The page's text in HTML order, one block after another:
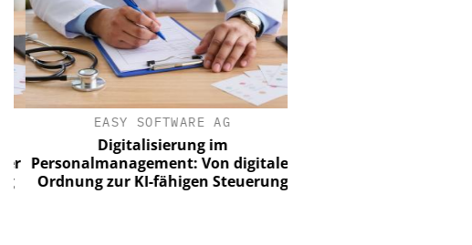
EASY SOFTWARE AG
Digitalisierung im
Personalmanagement: Von digitaler
Ordnung zur KI-fähigen Steuerung